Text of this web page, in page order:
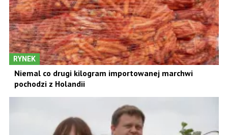
RYNEK
Niemal co drugi kilogram importowanej marchwi
pochodzi z Holandii